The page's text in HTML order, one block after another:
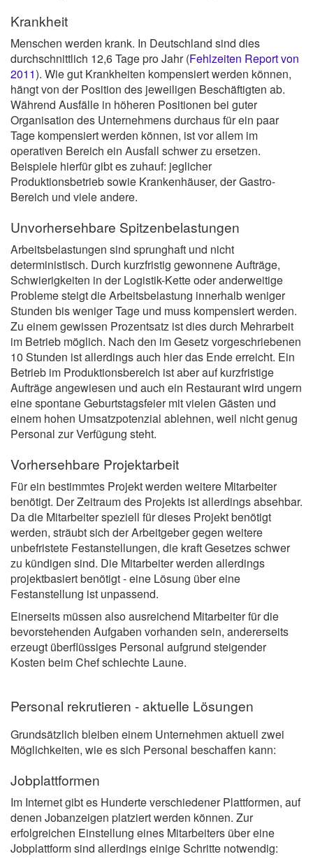
Krankheit
Menschen werden krank. In Deutschland sind dies
durchschnittlich 12,6 Tage pro Jahr (Fehlzeiten Report von
2011). Wie gut Krankheiten kompensiert werden können,
hängt von der Position des jeweiligen Beschäftigten ab.
Während Ausfälle in höheren Positionen bei guter
Organisation des Unternehmens durchaus für ein paar
Tage kompensiert werden können, ist vor allem im
operativen Bereich ein Ausfall schwer zu ersetzen.
Beispiele hierfür gibt es zuhauf: jeglicher
Produktionsbetrieb sowie Krankenhäuser, der Gastro-
Bereich und viele andere.
Unvorhersehbare Spitzenbelastungen
Arbeitsbelastungen sind sprunghaft und nicht
deterministisch. Durch kurzfristig gewonnene Aufträge,
Schwierigkeiten in der Logistik-Kette oder anderweitige
Probleme steigt die Arbeitsbelastung innerhalb weniger
Stunden bis weniger Tage und muss kompensiert werden.
Zu einem gewissen Prozentsatz ist dies durch Mehrarbeit
im Betrieb möglich. Nach den im Gesetz vorgeschriebenen
10 Stunden ist allerdings auch hier das Ende erreicht. Ein
Betrieb im Produktionsbereich ist aber auf kurzfristige
Aufträge angewiesen und auch ein Restaurant wird ungern
eine spontane Geburtstagsfeier mit vielen Gästen und
einem hohen Umsatzpotenzial ablehnen, weil nicht genug
Personal zur Verfügung steht.
Vorhersehbare Projektarbeit
Für ein bestimmtes Projekt werden weitere Mitarbeiter
benötigt. Der Zeitraum des Projekts ist allerdings absehbar.
Da die Mitarbeiter speziell für dieses Projekt benötigt
werden, sträubt sich der Arbeitgeber gegen weitere
unbefristete Festanstellungen, die kraft Gesetzes schwer
zu kündigen sind. Die Mitarbeiter werden allerdings
projektbasiert benötigt - eine Lösung über eine
Festanstellung ist unpassend.
Einerseits müssen also ausreichend Mitarbeiter für die
bevorstehenden Aufgaben vorhanden sein, andererseits
erzeugt überflüssiges Personal aufgrund steigender
Kosten beim Chef schlechte Laune.
Personal rekrutieren - aktuelle Lösungen
Grundsätzlich bleiben einem Unternehmen aktuell zwei
Möglichkeiten, wie es sich Personal beschaffen kann:
Jobplattformen
Im Internet gibt es Hunderte verschiedener Plattformen, auf
denen Jobanzeigen platziert werden können. Zur
erfolgreichen Einstellung eines Mitarbeiters über eine
Jobplattform sind allerdings einige Schritte notwendig: